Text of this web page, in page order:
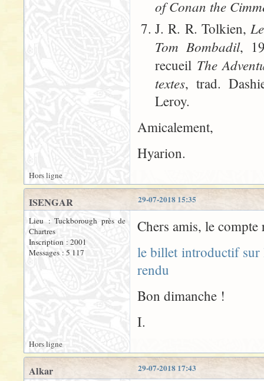
of Conan the
J. R. R. Tolkien,
Tom Bombadil,
recueil The
textes, trad.
Leroy.
Amicalement,
Hyarion.
Hors ligne
29-07-2018 15:35
ISENGAR
Lieu : Tuckborough près de
Chartres
Inscription : 2001
Messages : 5 117
Chers amis, le
le billet introductif sur
rendu
Bon dimanche !
I.
Hors ligne
29-07-2018 17:43
Alkar